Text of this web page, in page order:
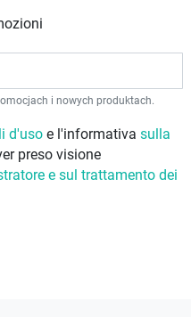
i nowych produktach.
d'uso e l'informativa sulla
preso visione
e sul trattamento dei